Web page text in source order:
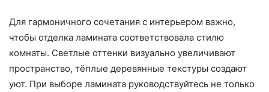
Для гармоничного сочетания с интерьером важно,
чтобы отделка ламината соответствовала стилю
комнаты. Светлые оттенки визуально увеличивают
пространство, тёплые деревянные текстуры создают
уют. При выборе ламината руководствуйтесь не только